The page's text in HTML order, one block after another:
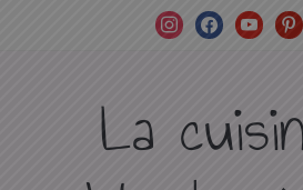
instagramfacebookyoutube
La